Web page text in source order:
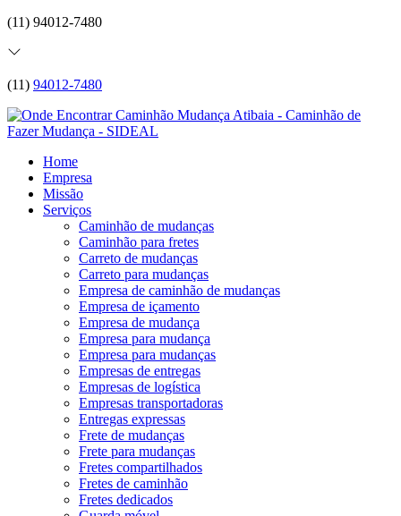
(11) 94012-7480
(11) 94012-7480
Home
Empresa
Missão
Serviços
Caminhão de mudanças
Caminhão para fretes
Carreto de mudanças
Carreto para mudanças
Empresa de caminhão de mudanças
Empresa de içamento
Empresa de mudança
Empresa para mudança
Empresa para mudanças
Empresas de entregas
Empresas de logística
Empresas transportadoras
Entregas expressas
Frete de mudanças
Frete para mudanças
Fretes compartilhados
Fretes de caminhão
Fretes dedicados